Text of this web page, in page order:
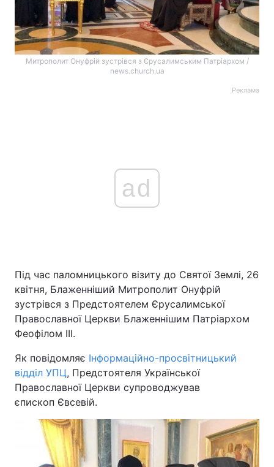
Митрополит Онуфрій зустрівся з Єрусалимським Патріархом /
news.church.ua
Реклама
ad
Під час паломницького візиту до Святої Землі, 26
квітня, Блаженніший Митрополит Онуфрій
зустрівся з Предстоятелем Єрусалимської
Православної Церкви Блаженнішим Патріархом
Феофілом ІІІ.
Як повідомляє Інформаційно-просвітницький
відділ УПЦ, Предстоятеля Української
Православної Церкви супроводжував
єпископ Євсевій.